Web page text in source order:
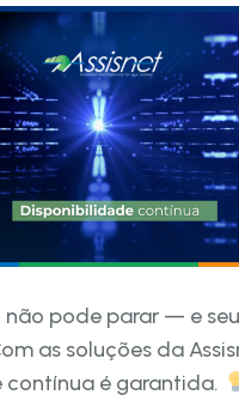
não pode parar — e
as soluções da
é garantida.